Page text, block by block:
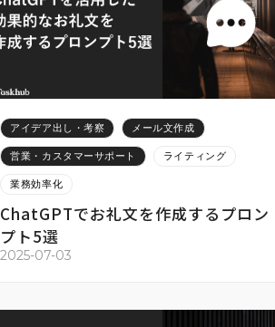
アイデア出し・考察 メール文作成
営業・カスタマーサポート ライティング
業務効率化
ChatGPTでお礼文を作成するプロン
プト5選
2025-07-03